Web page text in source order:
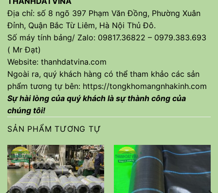
Địa chỉ: số 8 ngõ 397 Phạm Văn Đồng, Phường Xuân
Đỉnh, Quận Bắc Từ Liêm, Hà Nội Thủ Đô.
Số máy tính bảng/ Zalo: 09817.36822 – 0979.383.693
( Mr Đạt)
Website: thanhdatvina.com
Ngoài ra, quý khách hàng có thể tham khảo các sản
phẩm tương tự bên: https://tongkhomangnhakinh.com
Sự hài lòng của quý khách là sự thành công của
chúng tôi!
SẢN PHẨM TƯƠNG TỰ